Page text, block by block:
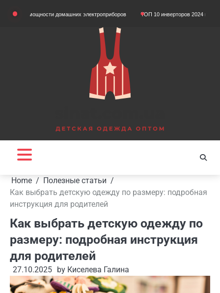
домашних электроприборов ТОП 10 инверторов 2024 года Що
Home
Полезные статьи
Как выбрать детскую одежду по размеру: подробная
инструкция для родителей
Как выбрать детскую одежду по
размеру: подробная инструкция
для родителей
27.10.2025 by Киселева Галина